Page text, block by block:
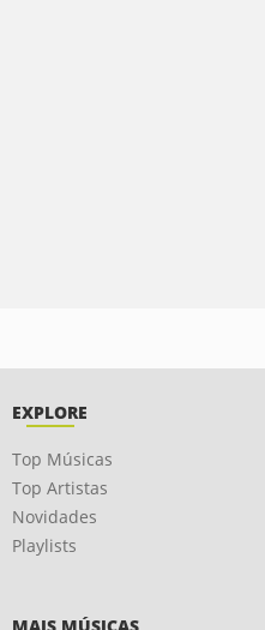
EXPLORE
Top Músicas
Top Artistas
Novidades
Playlists
MAIS MÚSICAS